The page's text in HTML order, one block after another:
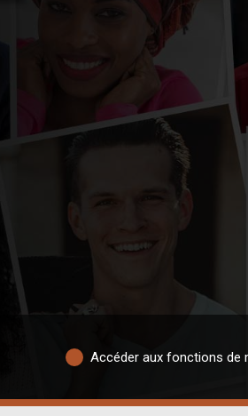
Accéder aux fonctions de